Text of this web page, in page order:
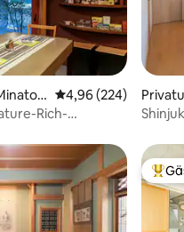
5, 270 Bewertungen
Durchschnittliche
4,96 (224)
Rich-
y